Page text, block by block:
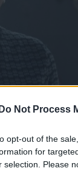
Do Not Process
opt-out of the
for
selection. Please